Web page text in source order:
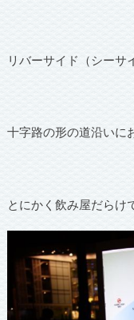
リバーサイド（シーサ
十字路の形の道沿いに
とにかく飲み屋だらけ